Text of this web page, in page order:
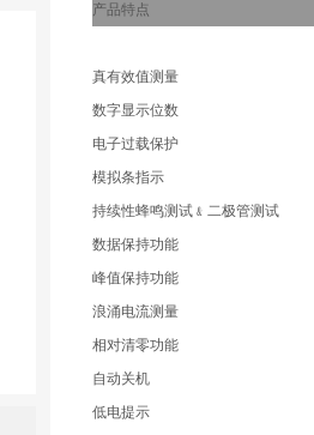
产品特点
真有效值测量
数字显示位数
电子过载保护
模拟条指示
持续性蜂鸣测试﹠二极管测试
数据保持功能
峰值保持功能
浪涌电流测量
相对清零功能
自动关机
低电提示